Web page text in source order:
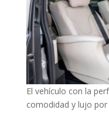
El vehículo con la
comodidad y lujo